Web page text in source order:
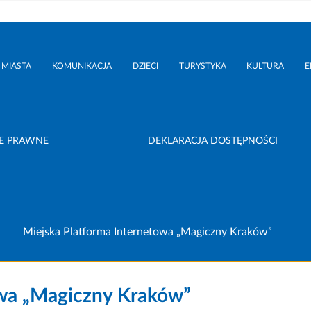
KOMUNIKACJA DZIECI TURYSTYKA KULTURA
PRAWNE DEKLARACJA DOSTĘPNOŚCI
Miejska Platforma Internetowa „Magiczny Kraków”
„Magiczny Kraków”